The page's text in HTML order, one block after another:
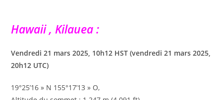
Hawaii , Kilauea :
Vendredi 21 mars 2025, 10h12 HST (vendredi 21 mars 2025,
20h12 UTC)
19°25’16 » N 155°17’13 » O,